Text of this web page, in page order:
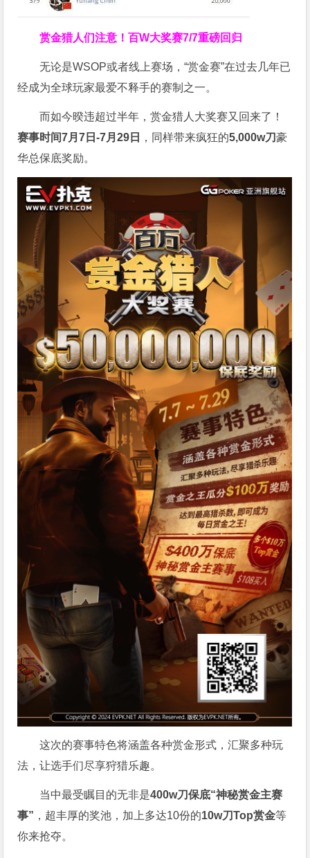
赏金猎人们注意！ 百W大奖赛7/7重磅回归
无论是WSOP或者线上赛场，“赏金赛”在过去几年已
经成为全球玩家最爱不释手的赛制之一。
而如今暌违超过半年，赏金猎人大奖赛又回来了！
赛事时间7月7日-7月29日
，同样带来疯狂的5,000w刀豪
华总保底奖励。
这次的赛事特色将涵盖各种赏金形式，汇聚多种玩
法，让选手们尽享狩猎乐趣。
当中最受瞩目的无非是400w刀保底“神秘赏金主赛
事” ，超丰厚的奖池，加上多达10份的10w刀Top赏金等
你来抢夺。